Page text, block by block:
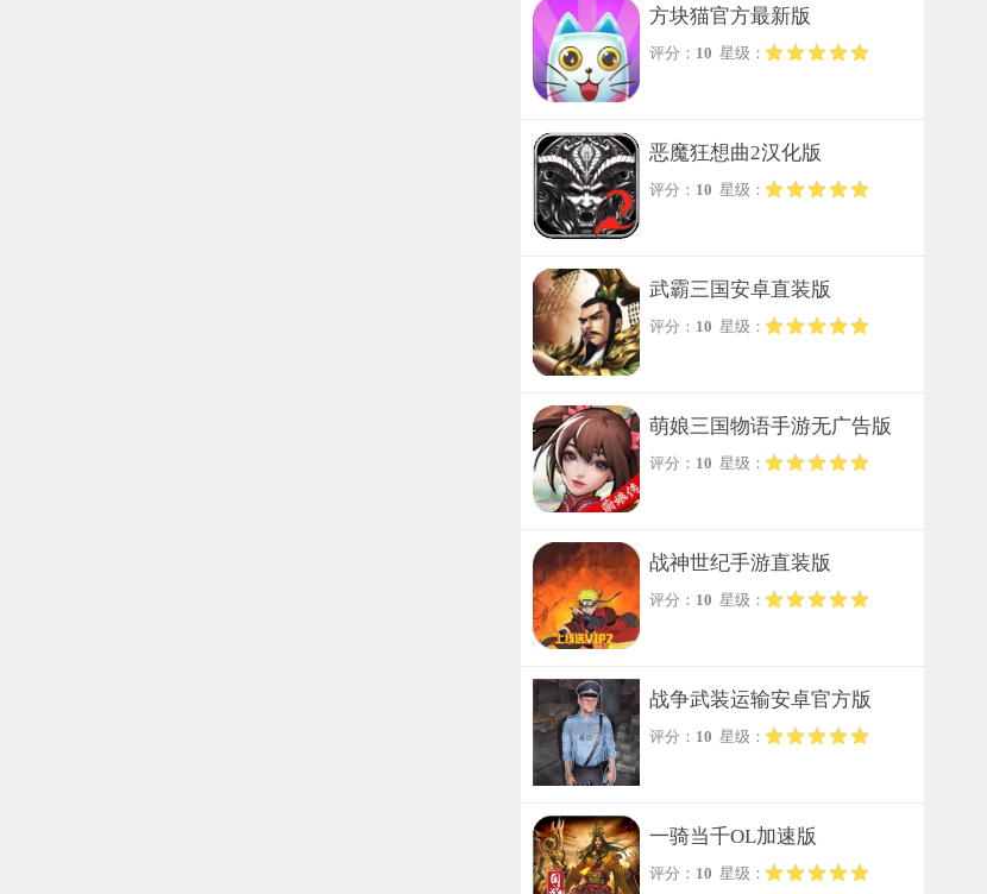
方块猫官方最新版
评分： 10 星级：
恶魔狂想曲2汉化版
评分： 10 星级：
武霸三国安卓直装版
评分： 10 星级：
萌娘三国物语手游无广告版
评分： 10 星级：
战神世纪手游直装版
评分： 10 星级：
战争武装运输安卓官方版
评分： 10 星级：
一骑当千OL加速版
评分： 10 星级：